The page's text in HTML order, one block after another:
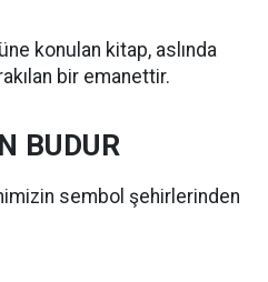
konulan kitap, aslında
bir emanettir.
BUDUR
sembol şehirlerinden